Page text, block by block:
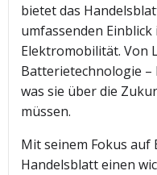
bietet das
umfassenden
Elektromobilität. Von
Batterietechnologie
was sie über die
müssen.
Mit seinem Fokus
Handelsblatt einen